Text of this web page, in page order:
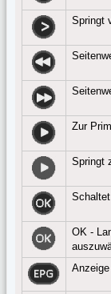
Springt
Zur
Springt
OK -